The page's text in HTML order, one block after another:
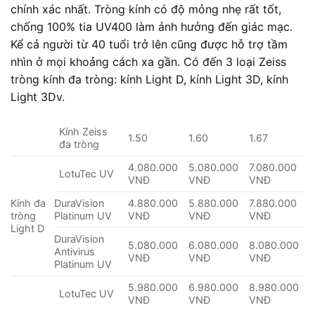
chính xác nhất. Tròng kính có độ mỏng nhẹ rất tốt,
chống 100% tia UV400 làm ảnh hưởng đến giác mạc.
Kể cả người từ 40 tuổi trở lên cũng được hỗ trợ tầm
nhìn ở mọi khoảng cách xa gần. Có đến 3 loại Zeiss
tròng kính đa tròng: kính Light D, kính Light 3D, kính
Light 3Dv.
Kính Zeiss
đa tròng
1.50 1.60 1.67
Kính đa
tròng
Light D
LotuTec UV
4.080.000
VNĐ
5.080.000
VNĐ
7.080.000
VNĐ
DuraVision
Platinum UV
4.880.000
VNĐ
5.880.000
VNĐ
7.880.000
VNĐ
DuraVision
Antivirus
Platinum UV
5.080.000
VNĐ
6.080.000
VNĐ
8.080.000
VNĐ
LotuTec UV
5.980.000
VNĐ
6.980.000
VNĐ
8.980.000
VNĐ